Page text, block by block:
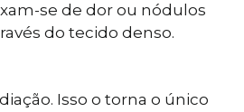
se de dor ou nódulos
do tecido denso.
Isso o torna o único